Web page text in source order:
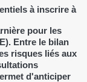
à inscrire à
pour les
Entre le bilan
risques liés aux
d'anticiper